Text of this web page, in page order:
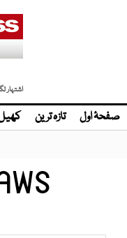
اشتہار
صفحۂ اول تازہ ترین